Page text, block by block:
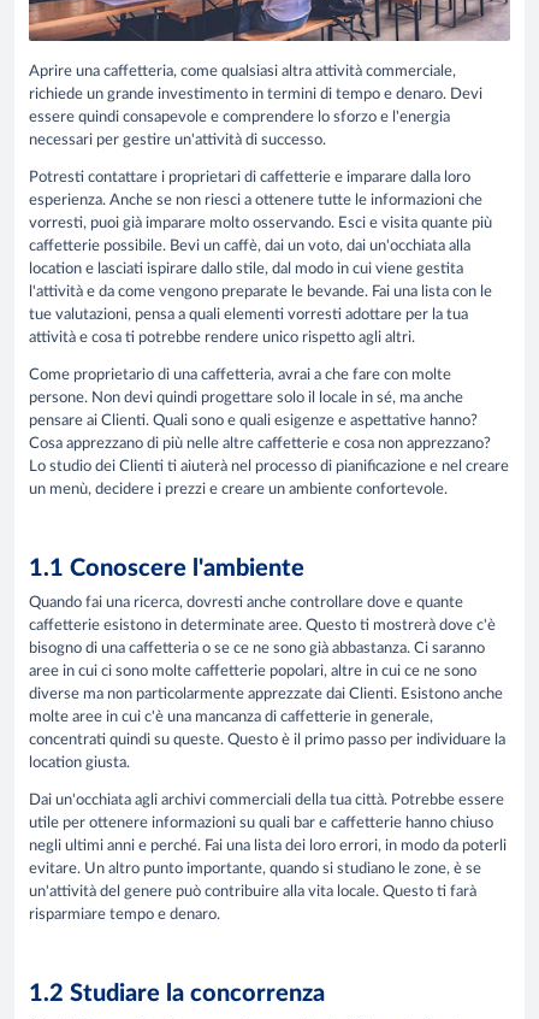
Aprire una caffetteria, come qualsiasi altra attività commerciale,
richiede un grande investimento in termini di tempo e denaro. Devi
essere quindi consapevole e comprendere lo sforzo e l'energia
necessari per gestire un'attività di successo.
Potresti contattare i proprietari di caffetterie e imparare dalla loro
esperienza. Anche se non riesci a ottenere tutte le informazioni che
vorresti, puoi già imparare molto osservando. Esci e visita quante più
caffetterie possibile. Bevi un caffè, dai un voto, dai un'occhiata alla
location e lasciati ispirare dallo stile, dal modo in cui viene gestita
l'attività e da come vengono preparate le bevande. Fai una lista con le
tue valutazioni, pensa a quali elementi vorresti adottare per la tua
attività e cosa ti potrebbe rendere unico rispetto agli altri.
Come proprietario di una caffetteria, avrai a che fare con molte
persone. Non devi quindi progettare solo il locale in sé, ma anche
pensare ai Clienti. Quali sono e quali esigenze e aspettative hanno?
Cosa apprezzano di più nelle altre caffetterie e cosa non apprezzano?
Lo studio dei Clienti ti aiuterà nel processo di pianificazione e nel creare
un menù, decidere i prezzi e creare un ambiente confortevole.
1.1 Conoscere l'ambiente
Quando fai una ricerca, dovresti anche controllare dove e quante
caffetterie esistono in determinate aree. Questo ti mostrerà dove c'è
bisogno di una caffetteria o se ce ne sono già abbastanza. Ci saranno
aree in cui ci sono molte caffetterie popolari, altre in cui ce ne sono
diverse ma non particolarmente apprezzate dai Clienti. Esistono anche
molte aree in cui c'è una mancanza di caffetterie in generale,
concentrati quindi su queste. Questo è il primo passo per individuare la
location giusta.
Dai un'occhiata agli archivi commerciali della tua città. Potrebbe essere
utile per ottenere informazioni su quali bar e caffetterie hanno chiuso
negli ultimi anni e perché. Fai una lista dei loro errori, in modo da poterli
evitare. Un altro punto importante, quando si studiano le zone, è se
un'attività del genere può contribuire alla vita locale. Questo ti farà
risparmiare tempo e denaro.
1.2 Studiare la concorrenza